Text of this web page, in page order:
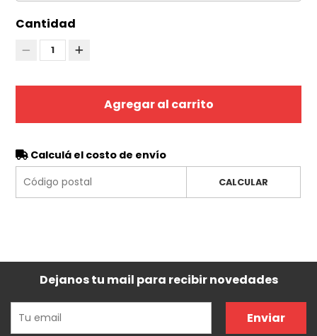
Cantidad
1
Agregar al carrito
Calculá el costo de envío
CALCULAR
Dejanos tu mail para recibir novedades
Enviar